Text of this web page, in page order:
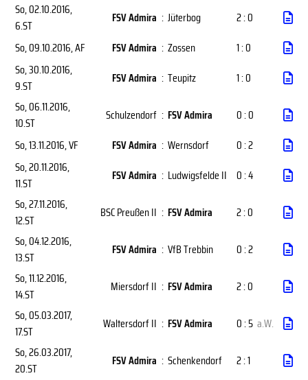
So, 02.10.2016,
6.ST
FSV Admira : Jüterbog
2 : 0
So, 09.10.2016, AF FSV Admira : Zossen
1 : 0
So, 30.10.2016,
9.ST
FSV Admira : Teupitz
1 : 0
So, 06.11.2016,
10.ST
Schulzendorf : FSV Admira
0 : 0
So, 13.11.2016, VF FSV Admira : Wernsdorf
0 : 2
So, 20.11.2016,
11.ST
FSV Admira : Ludwigsfelde II 0 : 4
So, 27.11.2016,
12.ST
BSC Preußen II : FSV Admira
2 : 0
So, 04.12.2016,
13.ST
FSV Admira : VfB Trebbin
0 : 2
So, 11.12.2016,
14.ST
Miersdorf II : FSV Admira
2 : 0
So, 05.03.2017,
17.ST
Waltersdorf II : FSV Admira 0 : 5 a.W.
So, 26.03.2017,
20.ST
FSV Admira : Schenkendorf
2 : 1